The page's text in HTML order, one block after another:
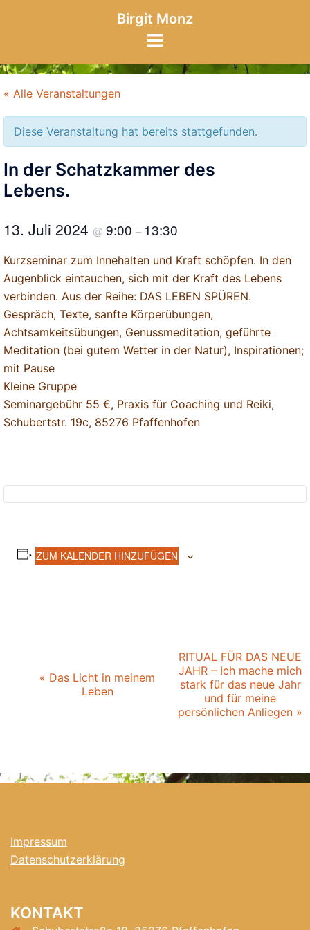
Birgit Monz
Menü
« Alle Veranstaltungen
Diese Veranstaltung hat bereits stattgefunden.
In der Schatzkammer des
Lebens.
13. Juli 2024 @ 9:00 – 13:30
Kurzseminar zum Innehalten und Kraft schöpfen. In den
Augenblick eintauchen, sich mit der Kraft des Lebens
verbinden. Aus der Reihe: DAS LEBEN SPÜREN.
Gespräch, Texte, sanfte Körperübungen,
Achtsamkeitsübungen, Genussmeditation, geführte
Meditation (bei gutem Wetter in der Natur), Inspirationen;
mit Pause
Kleine Gruppe
Seminargebühr 55 €, Praxis für Coaching und Reiki,
Schubertstr. 19c, 85276 Pfaffenhofen
ZUM KALENDER HINZUFÜGEN
Navigation
« Das Licht in meinem
Leben
RITUAL FÜR DAS NEUE
JAHR – Ich mache mich
stark für das neue Jahr
und für meine
persönlichen Anliegen »
Impressum
Datenschutzerklärung
KONTAKT